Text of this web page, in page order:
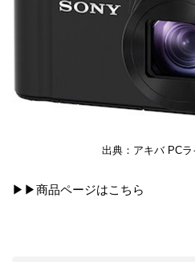
出典：アキバ PC
▶▶商品ページはこちら